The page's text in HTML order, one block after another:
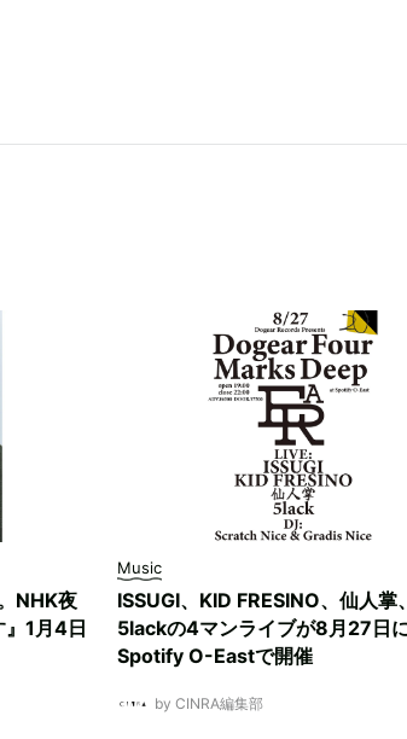
NHK夜
』1月4日
Music
ISSUGI、KID FRESINO、仙人掌
5lackの4マンライブが8月27日
Spotify O-Eastで開催
by CINRA編集部